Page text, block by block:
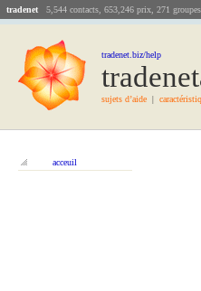
tradenet 5,544 contacts, 653,246 prix, 271
tradenet.biz/help
tradenet
sujets d’aide
acceuil